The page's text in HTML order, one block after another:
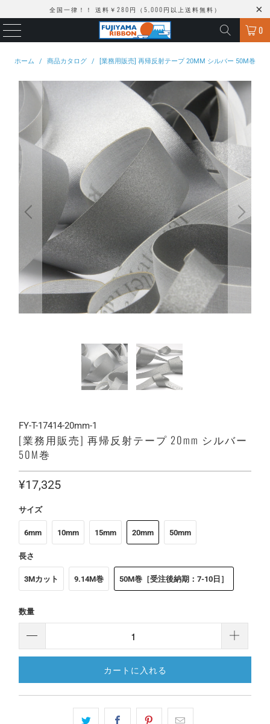
全国一律！！ 送料￥280円（5,000円以上送料無料）
0
ホーム / 商品カタログ / [業務用販売] 再帰反射テープ 20MM シルバー 50M巻
FY-T-17414-20mm-1
[業務用販売] 再帰反射テープ 20mm シルバー
50M巻
¥17,325
サイズ
6mm 10mm 15mm 20mm 50mm
長さ
3Mカット 9.14M巻 50M巻［受注後納期：7-10日］
数量
カートに入れる